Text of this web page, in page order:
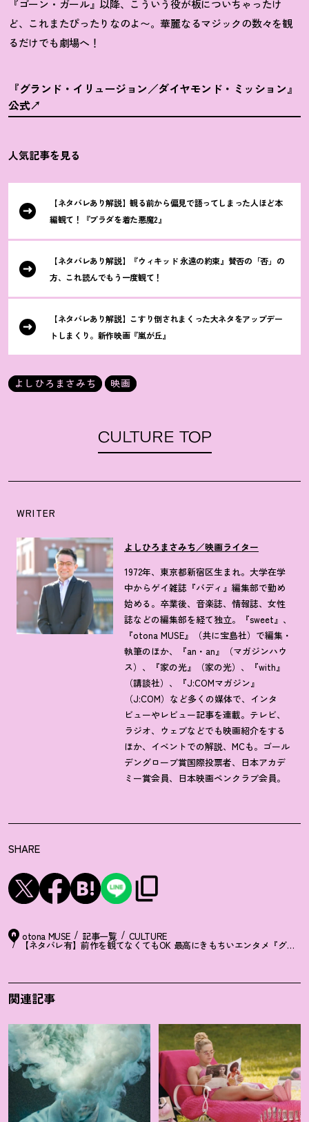
『ゴーン・ガール』以降、こういう役が板についちゃったけ
ど、これまたぴったりなのよ〜。華麗なるマジックの数々を観
るだけでも劇場へ ！
『グランド・イリュージョン／ダイヤモンド・ミッション』
公式
人気記事を見る
【ネタバレあり解説】観る前から偏見で語ってしまった人ほど本
編観て ！ 『プラダを着た悪魔2』
【ネタバレあり解説】『ウィキッド 永遠の約束』賛否の「否」の
方、これ読んでもう一度観て ！
【ネタバレあり解説】こすり倒されまくった大ネタをアップデー
トしまくり。新作映画『嵐が丘』
よしひろまさみち 映画
CULTURE TOP
WRITER
よしひろまさみち／映画ライター
1972年、東京都新宿区生まれ。大学在学
中からゲイ雑誌『バディ』編集部で勤め
始める。卒業後、音楽誌、情報誌、女性
誌などの編集部を経て独立。『sweet』、
『otona MUSE』（共に宝島社）で編集・
執筆のほか、『an・an』（マガジンハウ
ス）、『家の光』（家の光）、『with』
（講談社）、『J:COMマガジン』
（J:COM）など多くの媒体で、インタ
ビューやレビュー記事を連載。テレビ、
ラジオ、ウェブなどでも映画紹介をする
ほか、イベントでの解説、MCも。ゴール
デングローブ賞国際投票者、日本アカデ
ミー賞会員、日本映画ペンクラブ会員。
SHARE
otona MUSE 記事一覧 CULTURE
【ネタバレ有】前作を観てなくてもOK 最高にきもちいエンタメ『グラ
関連記事